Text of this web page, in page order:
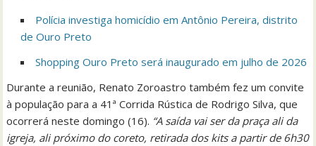
Polícia investiga homicídio em Antônio Pereira, distrito
de Ouro Preto
Shopping Ouro Preto será inaugurado em julho de 2026
Durante a reunião, Renato Zoroastro também fez um convite
à população para a 41ª Corrida Rústica de Rodrigo Silva, que
ocorrerá neste domingo (16). “A saída vai ser da praça ali da
igreja, ali próximo do coreto, retirada dos kits a partir de 6h30